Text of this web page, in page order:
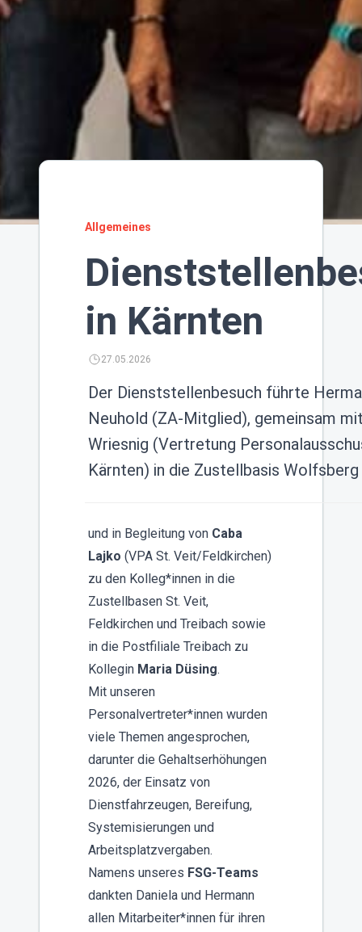
Allgemeines
in Kärnten
27.05.2026
Der Dienststellenbesuch führte
Neuhold (ZA-Mitglied), gemeinsam
Wriesnig (Vertretung
Kärnten) in die Zustellbasis Wolfsberg
und in Begleitung von Caba
Lajko (VPA St. Veit/Feldkirchen)
zu den Kolleg*innen in die
Zustellbasen St. Veit,
Feldkirchen und Treibach sowie
in die Postfiliale Treibach zu
Kollegin Maria Düsing.
Mit unseren
Personalvertreter*innen wurden
viele Themen angesprochen,
darunter die Gehaltserhöhungen
2026, der Einsatz von
Dienstfahrzeugen, Bereifung,
Systemisierungen und
Arbeitsplatzvergaben.
Namens unseres FSG-Teams
dankten Daniela und Hermann
allen Mitarbeiter*innen für ihren